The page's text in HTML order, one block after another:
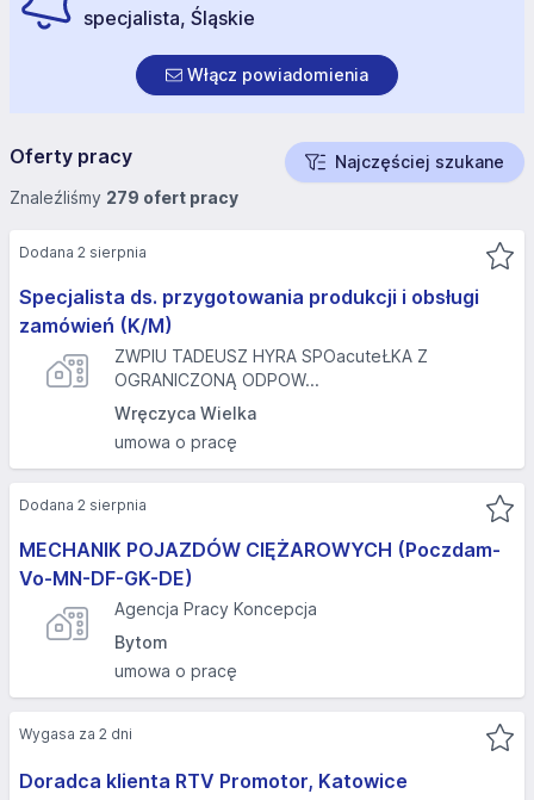
specjalista, Śląskie
Włącz powiadomienia
Oferty pracy
Najczęściej szukane
Znaleźliśmy 279 ofert pracy
Specjalista ds. przygotowania produkcji i obsługi
zamówień (K/M)
ZWPIU TADEUSZ HYRA SPOacuteŁKA Z
OGRANICZONĄ ODPOW...
Wręczyca Wielka
umowa o pracę
Dodana 2 sierpnia
MECHANIK POJAZDÓW CIĘŻAROWYCH (Poczdam-
Vo-MN-DF-GK-DE)
Agencja Pracy Koncepcja
Bytom
umowa o pracę
Dodana 2 sierpnia
Doradca klienta RTV Promotor, Katowice
Wygasa za 2 dni